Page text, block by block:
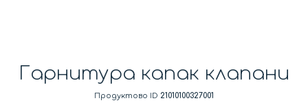
Гарнитура капак клапани
Продуктово ID 21010100327001